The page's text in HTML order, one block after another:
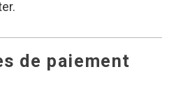
de paiement